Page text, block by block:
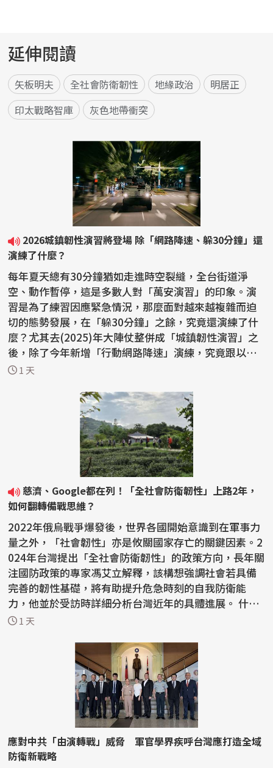
延伸閱讀
矢板明夫 全社會防衛韌性 地緣政治
明居正
印太戰略智庫
灰色地帶衝突
演練了什麼？
每年夏天總有30分鐘猶如走進時空裂縫，全台街道淨
空、動作暫停，這是多數人對「萬安演習」的印象。演
習是為了練習因應緊急情況，那麼面對越來越複雜而迫
切的態勢發展，在「躲30分鐘」之餘，究竟還演練了什
麼？尤其去(2025)年大陣仗整併成「城鎮韌性演習」之
後，除了今年新增「行動網路降速」演練，究竟跟以往
還有哪些差...
1 天
如何翻轉備戰思維？
2022年俄烏戰爭爆發後，世界各國開始意識到在軍事力
量之外，「社會韌性」亦是攸關國家存亡的關鍵因素。2
024年台灣提出「全社會防衛韌性」的政策方向，長年關
注國防政策的專家馮艾立解釋，該構想強調社會若具備
完善的韌性基礎，將有助提升危急時刻的自我防衛能
力，他並於受訪時詳細分析台灣近年的具體進展。 什麼
是...1 天
應對中共「由演轉戰」威脅 軍官學界疾呼台灣應打造全域
防衛新戰略